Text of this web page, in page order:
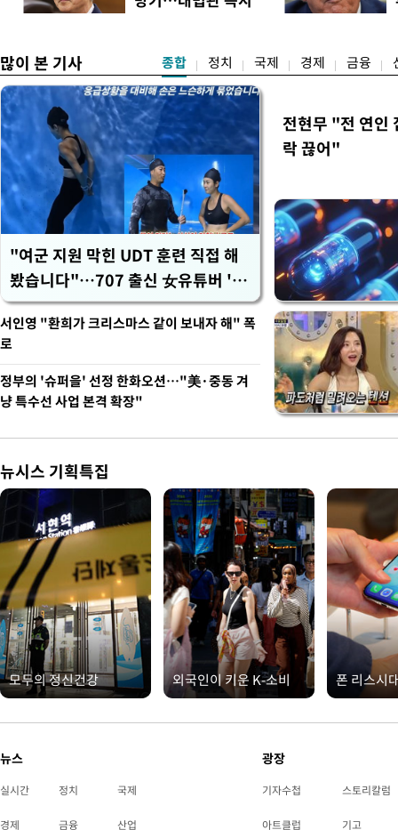
있다. 높은 기온과 습도가
많이 본 기사 종합 정치 국제 경제 금융
"여군 지원 막힌 UDT 훈련 직접 해
봤습니다"…707 출신 女유튜버 '완
벽 소화'
전현무 "전 연인
락 끊어"
서인영 "환희가 크리스마스 같이 보내자 해" 폭
로
정부의 '슈퍼을' 선정 한화오션…"美·중동 겨
냥 특수선 사업 본격 확장"
뉴시스 기획특집
모두의 정신건강 외국인이 키운 K-소비 폰 리스시
뉴스
실시간 정치 국제
경제 금융 산업
광장
기자수첩 스토리칼럼
아트클럽 기고